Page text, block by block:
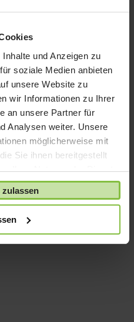
und Anzeigen zu
soziale Medien anbieten
unsere Website zu
wir Informationen zu Ihrer
an unsere Partner für
Analysen weiter. Unsere
möglicherweise mit
Sie ihnen bereitgestellt
Ihrer Nutzung der Dienste